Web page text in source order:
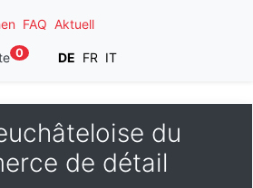
FAQ Aktuell
0 DE FR IT
du
de détail